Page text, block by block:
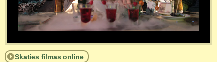
Skaties filmas online